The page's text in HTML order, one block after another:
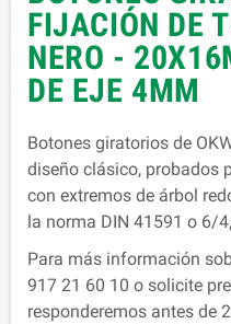
FIJACIÓN DE
NERO -
DE EJE 4MM
Botones giratorios de
diseño clásico, probados
con extremos de árbol
la norma DIN 41591 o 6/
Para más información
917 21 60 10 o solicite
responderemos antes de